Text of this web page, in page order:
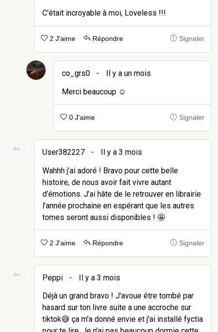
C'était incroyable à moi, Loveless !!!
2 J'aime Répondre Signaler
co_grs0 -
Il y a un mois
Merci beaucoup ☺️
0 J'aime Signaler
User382227 -
Il y a 3 mois
Wahhh j’ai adoré ! Bravo pour cette belle
histoire, de nous avoir fait vivre autant
d’émotions. J’ai hâte de le retrouver en librairie
l’année prochaine en espérant que les autres
tomes seront aussi disponibles ! 🤩
2 J'aime Répondre Signaler
Peppi -
Il y a 3 mois
Déjà un grand bravo ! J'avoue être tombé par
hasard sur ton livre suite a une accroche sur
tiktok😅 ça m'a donné envie et j'ai installé fyctia